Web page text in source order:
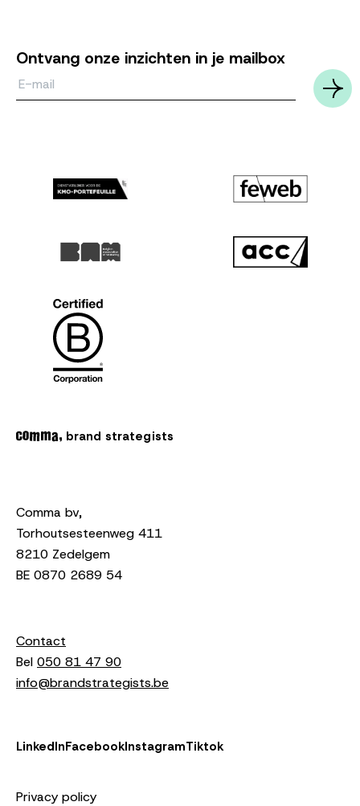
Ontvang onze inzichten in je mailbox
brand strategists
Comma bv,
Torhoutsesteenweg 411
8210 Zedelgem
BE 0870 2689 54
Contact
Bel 050 81 47 90
info@brandstrategists.be
LinkedInFacebookInstagramTiktok
Privacy policy